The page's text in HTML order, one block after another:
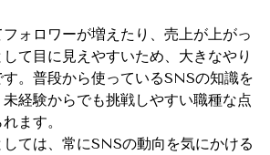
ォロワーが増えたり、売上が上がっ
て目に見えやすいため、大きなやり
。普段から使っているSNSの知識を
経験からでも挑戦しやすい職種な点
ます。
ては、常にSNSの動向を気にかける